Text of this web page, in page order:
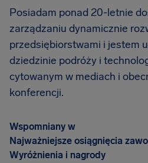
Posiadam ponad 20-letnie
zarządzaniu dynamicznie
przedsiębiorstwami i jestem
dziedzinie podróży i
cytowanym w mediach i
konferencji.
Wspomniany w
Najważniejsze osiągnięcia
Wyróżnienia i nagrody